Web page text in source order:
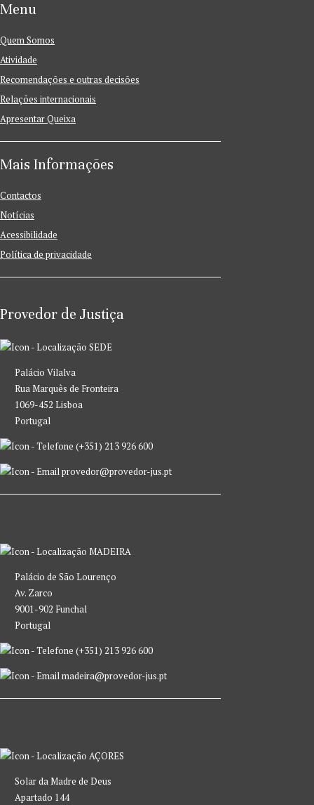
Menu
Quem Somos
Atividade
Recomendações e outras decisões
Relações internacionais
Apresentar Queixa
Mais Informações
Contactos
Notícias
Acessibilidade
Política de privacidade
Provedor de Justiça
SEDE
Palácio Vilalva
Rua Marquês de Fronteira
1069-452 Lisboa
Portugal
(+351) 213 926 600
provedor@provedor-jus.pt
MADEIRA
Palácio de São Lourenço
Av. Zarco
9001-902 Funchal
Portugal
(+351) 213 926 600
madeira@provedor-jus.pt
AÇORES
Solar da Madre de Deus
Apartado 144